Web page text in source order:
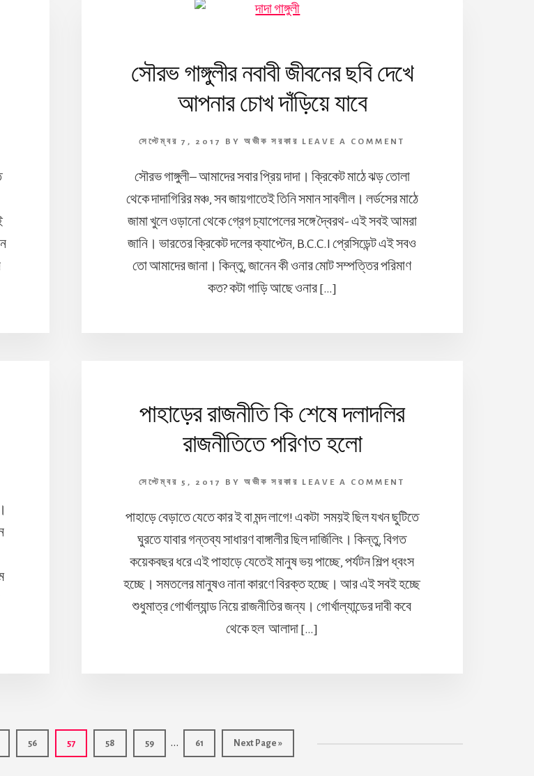
সৌরভ গাঙ্গুলীর নবাবী জীবনের ছবি দেখে
আপনার চোখ দাঁড়িয়ে যাবে
সেপ্টেম্বর 7, 2017 BYঅভীক সরকার LEAVE A COMMENT
সৌরভ গাঙ্গুলী– আমাদের সবার প্রিয় দাদা। ক্রিকেট মাঠে ঝড় তোলা
থেকে দাদাগিরির মঞ্চ, সব জায়গাতেই তিনি সমান সাবলীল। লর্ডসের মাঠে
জামা খুলে ওড়ানো থেকে গ্রেগ চ্যাপেলের সঙ্গে দ্বৈরথ- এই সবই আমরা
জানি। ভারতের ক্রিকেট দলের ক্যাপ্টেন, B.C.C.I প্রেসিডেন্ট এই সবও
তো আমাদের জানা। কিন্তু, জানেন কী ওনার মোট সম্পত্তির পরিমাণ
কত? কটা গাড়ি আছে ওনার […]
পাহাড়ের রাজনীতি কি শেষে দলাদলির
রাজনীতিতে পরিণত হলো
সেপ্টেম্বর 5, 2017 BYঅভীক সরকার LEAVE A COMMENT
পাহাড়ে বেড়াতে যেতে কার ই বা মন্দ লাগে! একটা সময়ই ছিল যখন ছুটিতে
ঘুরতে যাবার গন্তব্য সাধারণ বাঙ্গালীর ছিল দার্জিলিং। কিন্তু, বিগত
কয়েকবছর ধরে এই পাহাড়ে যেতেই মানুষ ভয় পাচ্ছে, পর্যটন শিল্প ধ্বংস
হচ্ছে। সমতলের মানুষও নানা কারণে বিরক্ত হচ্ছে। আর এই সবই হচ্ছে
শুধুমাত্র গোর্খাল্যান্ড নিয়ে রাজনীতির জন্য। গোর্খাল্যান্ডের দাবী কবে
থেকে হল আলাদা […]
Page
56 Page
57 Page
58 Page
59
Interim
pages
… Page
61
Go
to
Next Page »